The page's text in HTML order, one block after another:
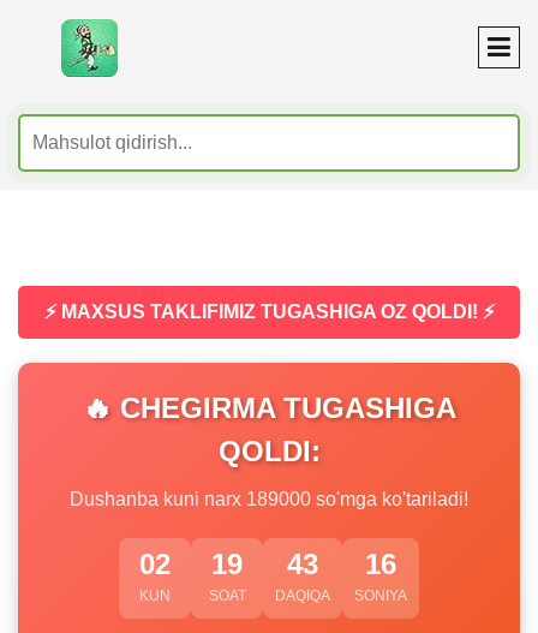
⚡ MAXSUS TAKLIFIMIZ TUGASHIGA OZ QOLDI! ⚡
🔥 CHEGIRMA TUGASHIGA
QOLDI:
Dushanba kuni narx 189000 so'mga ko'tariladi!
02
KUN
19
SOAT
43
DAQIQA
15
SONIYA